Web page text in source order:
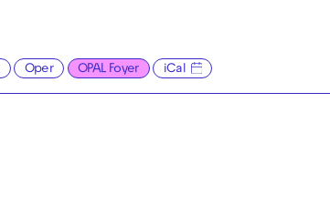
Oper OPAL Foyer iCal